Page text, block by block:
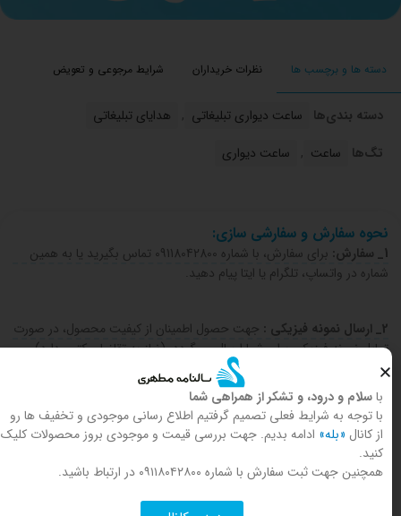
دسته ها و برچسب ها نظرات خریداران شرایط مرجوعی و تعویض
دسته بندی‌ها ساعت دیواری تبلیغاتی ,
هدایای تبلیغاتی
تگ‌ها
ساعت , ساعت دیواری
نحوه سفارش و سفارشی سازی:
1_ سفارش:
برای سفارش، با شماره 09118042800 تماس بگیرید یا به همین
شماره در واتساپ، تلگرام یا ایتا پیام دهید.
2_ ارسال نمونه فیزیکی :
جهت حصول اطمینان از کیفیت محصول، در صورت
تمایل نمونه فیزیکی برای شما ارسال می‌گردد. (نیاز به تقاضای کتبی دارد)
۳- صدور پیش فاکتور:
پس از درخواست سفارش، پیش‌فاکتور برای شما صادر
می‌شود.
4-شرایط پرداخت:
۵۰٪ مبلغ کل پس از صدور پیش‌فاکتور پرداخت و فیش
واریزی ارسال می‌شود. برای سفارش‌های بدون سفارشی‌سازی، کل مبلغ
باسلام و درود، و تشکر از همراهی شما
با توجه به شرایط فعلی تصمیم گرفتیم اطلاع رسانی موجودی و تخفیف ها رو
از کانال «بله» ادامه بدیم. جهت بررسی قیمت و موجودی بروز محصولات کلیک
کنید.
همچنین جهت ثبت سفارش با شماره ۰۹۱۱۸۰۴۲۸۰۰ در ارتباط باشید.